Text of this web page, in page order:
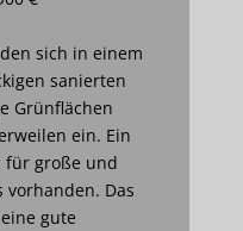
sich in einem
sanierten
Grünflächen
ein. Ein
für große und
Das
gute